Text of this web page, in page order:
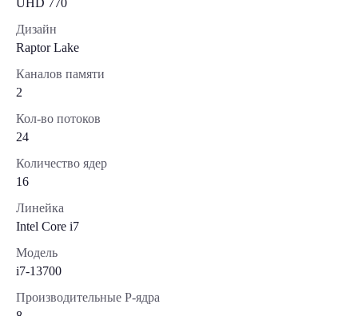
UHD 770
Дизайн
Raptor Lake
Каналов памяти
2
Кол-во потоков
24
Количество ядер
16
Линейка
Intel Core i7
Модель
i7-13700
Производительные Р-ядра